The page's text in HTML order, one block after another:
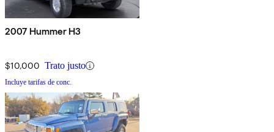
2007 Hummer H3
$10,000 Trato justo
Incluye tarifas de conc.